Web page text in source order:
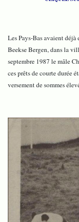
Les Pays-Bas avaient déjà
Beekse Bergen, dans la
septembre 1987 le mâle
ces prêts de courte durée
versement de sommes